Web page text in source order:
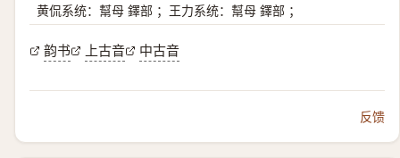
黄侃系统：幫母 鐸部 ；王力系统：幫母 鐸部 ；
韵书 上古音 中古音
反馈